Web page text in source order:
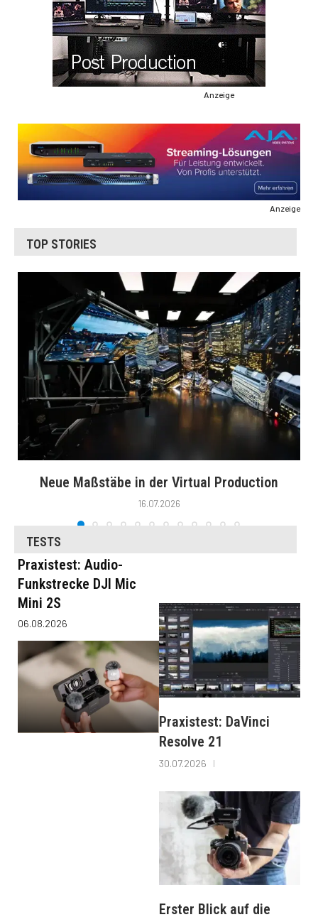
Anzeige
Anzeige
TOP STORIES
Neue Maßstäbe in der Virtual Production
16.07.2026
TESTS
Praxistest: Audio-
Funkstrecke DJI Mic
Mini 2S
06.08.2026
Praxistest: DaVinci
Resolve 21
30.07.2026
Erster Blick auf die